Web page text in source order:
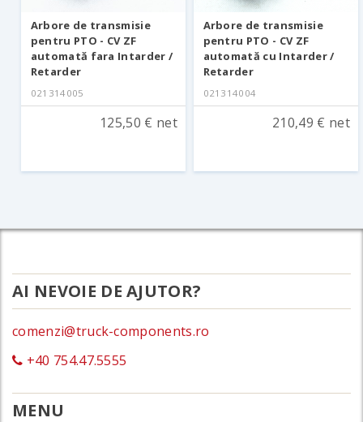
Arbore de transmisie
pentru PTO - CV ZF
automată fara Intarder /
Retarder
021314005
125,50 € net
Arbore de transmisie
pentru PTO - CV ZF
automată cu Intarder /
Retarder
021314004
210,49 € net
AI NEVOIE DE AJUTOR?
comenzi@truck-components.ro
+40 754.47.5555
MENU